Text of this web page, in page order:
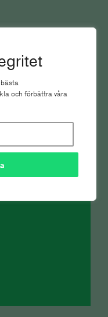
och förbättra våra
i Norden